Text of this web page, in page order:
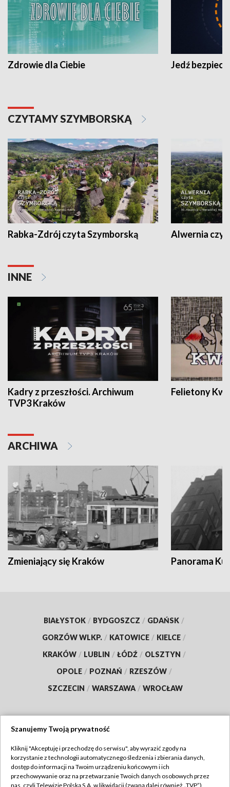
Zdrowie dla Ciebie Jedź
CZYTAMY SZYMBORSKĄ
Rabka-Zdrój czyta Szymborską Alwernia
INNE
Kadry z przeszłości. Archiwum
TVP3 Kraków
Felietony
ARCHIWA
Zmieniający się Kraków Panorama
BIAŁYSTOK / BYDGOSZCZ / GDAŃSK /
GORZÓW WLKP. / KATOWICE / KIELCE /
KRAKÓW / LUBLIN / ŁÓDŹ / OLSZTYN /
OPOLE / POZNAŃ / RZESZÓW /
SZCZECIN / WARSZAWA / WROCŁAW
TVP
Abonament TVP
Regulamin TVP
Szanujemy Twoją prywatność
Kliknij "Akceptuję i przechodzę do serwisu", aby wyrazić zgody na
korzystanie z technologii automatycznego śledzenia i zbierania danych,
dostęp do informacji na Twoim urządzeniu końcowym i ich
przechowywanie oraz na przetwarzanie Twoich danych osobowych przez
nas, czyli Telewizję Polską S.A. w likwidacji (zwaną dalej również „TVP”),